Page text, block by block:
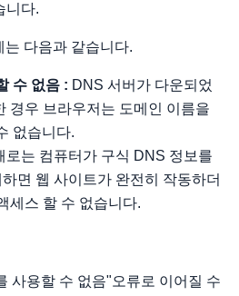
니다.
다음과 같습니다.
수 없음 : DNS 서버가 다운되었
경우 브라우저는 도메인 이름을
없습니다.
로는 컴퓨터가 구식 DNS 정보를
면 웹 사이트가 완전히 작동하더
세스 할 수 없습니다.
사용할 수 없음"오류로 이어질 수